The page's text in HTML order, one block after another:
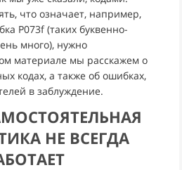
что означает, например,
P073f (таких буквенно-
много), нужно
материале мы расскажем о
кодах, а также об ошибках,
в заблуждение.
НЕ ВСЕГДА